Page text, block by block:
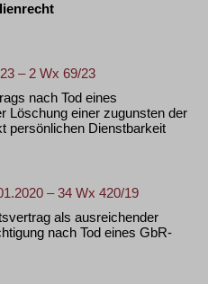
– 2 Wx 69/23
nach Tod eines
Löschung einer zugunsten der
persönlichen Dienstbarkeit
– 34 Wx 420/19
als ausreichender
nach Tod eines GbR-